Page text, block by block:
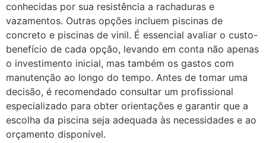
conhecidas por sua resistência a rachaduras e
vazamentos. Outras opções incluem piscinas de
concreto e piscinas de vinil. É essencial avaliar o custo-
benefício de cada opção, levando em conta não apenas
o investimento inicial, mas também os gastos com
manutenção ao longo do tempo. Antes de tomar uma
decisão, é recomendado consultar um profissional
especializado para obter orientações e garantir que a
escolha da piscina seja adequada às necessidades e ao
orçamento disponível.